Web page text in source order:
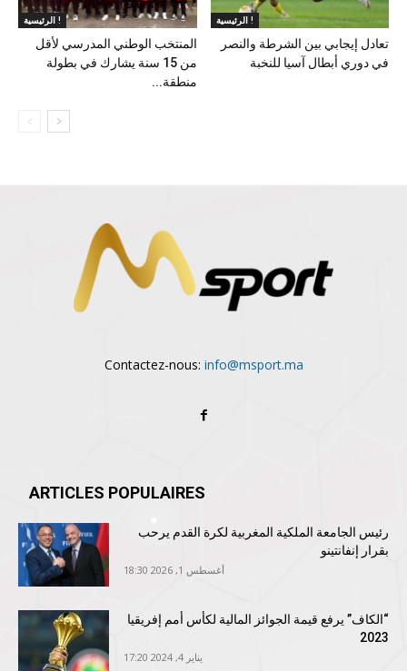
الرئيسية !
المنتخب الوطني المدرسي لأقل
من 15 سنة يشارك في بطولة
منطقة...
الرئيسية !
تعادل إيجابي بين الشرطة والنصر
في دوري أبطال آسيا للنخبة
Contactez-nous: info@msport.ma
ARTICLES POPULAIRES
رئيس الجامعة الملكية المغربية لكرة القدم يرحب
بقرار إنفانتينو
أغسطس 1, 2026 18:30
“الكاف” يرفع قيمة الجوائز المالية لكأس أمم إفريقيا
2023
يناير 4, 2024 17:20